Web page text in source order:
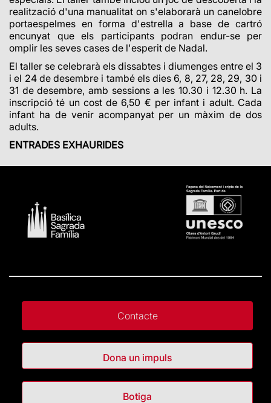
realització d'una manualitat on s'elaborarà un canelobre
portaespelmes en forma d'estrella a base de cartró
encunyat que els participants podran endur-se per
omplir les seves cases de l'esperit de Nadal.
El taller se celebrarà els dissabtes i diumenges entre el 3
i el 24 de desembre i també els dies 6, 8, 27, 28, 29, 30 i
31 de desembre, amb sessions a les 10.30 i 12.30 h. La
inscripció té un cost de 6,50 € per infant i adult. Cada
infant ha de venir acompanyat per un màxim de dos
adults.
ENTRADES EXHAURIDES
Contacte
Dona un impuls
Botiga